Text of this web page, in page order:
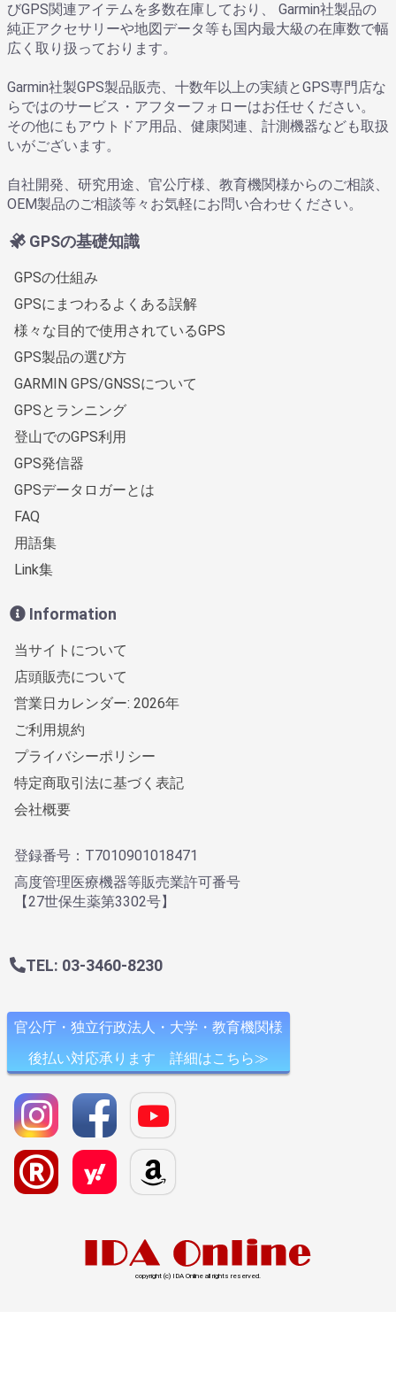
びGPS関連アイテムを多数在庫しており、 Garmin社製品の
純正アクセサリーや地図データ等も国内最大級の在庫数で幅
広く取り扱っております。
Garmin社製GPS製品販売、十数年以上の実績とGPS専門店な
らではのサービス・アフターフォローはお任せください。
その他にもアウトドア用品、健康関連、計測機器なども取扱
いがございます。
自社開発、研究用途、官公庁様、教育機関様からのご相談、
OEM製品のご相談等々お気軽にお問い合わせください。
GPSの基礎知識
GPSの仕組み
GPSにまつわるよくある誤解
様々な目的で使用されているGPS
GPS製品の選び方
GARMIN GPS/GNSSについて
GPSとランニング
登山でのGPS利用
GPS発信器
GPSデータロガーとは
FAQ
用語集
Link集
Information
当サイトについて
店頭販売について
営業日カレンダー: 2026年
ご利用規約
プライバシーポリシー
特定商取引法に基づく表記
会社概要
登録番号：T7010901018471
高度管理医療機器等販売業許可番号
【27世保生薬第3302号】
TEL: 03-3460-8230
官公庁・独立行政法人・大学・教育機関様
後払い対応承ります 詳細はこちら≫
copyright (c) IDA Online all rights reserved.